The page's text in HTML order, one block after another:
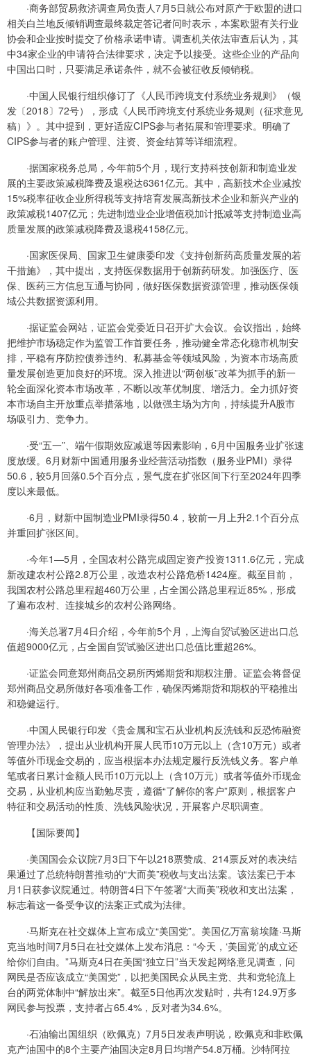
·商务部贸易救济调查局负责人7月5日就公布对原产于欧盟的进口
相关白兰地反倾销调查最终裁定答记者问时表示，本案欧盟有关行业
协会和企业按时提交了价格承诺申请。调查机关依法审查后认为，其
中34家企业的申请符合法律要求，决定予以接受。这些企业的产品向
中国出口时，只要满足承诺条件，就不会被征收反倾销税。
·中国人民银行组织修订了《人民币跨境支付系统业务规则》（银
发〔2018〕72号），形成《人民币跨境支付系统业务规则（征求意见
稿）》。其中提到，更好适应CIPS参与者拓展和管理要求。明确了
CIPS参与者的账户管理、注资、资金结算等详细流程。
·据国家税务总局，今年前5个月，现行支持科技创新和制造业发
展的主要政策减税降费及退税达6361亿元。其中，高新技术企业减按
15%税率征收企业所得税等支持培育发展高新技术企业和新兴产业的
政策减税1407亿元；先进制造业企业增值税加计抵减等支持制造业高
质量发展的政策减税降费及退税4158亿元。
·国家医保局、国家卫生健康委印发《支持创新药高质量发展的若
干措施》，其中提出，支持医保数据用于创新药研发。加强医疗、医
保、医药三方信息互通与协同，做好医保数据资源管理，推动医保领
域公共数据资源利用。
·据证监会网站，证监会党委近日召开扩大会议。会议指出，始终
把维护市场稳定作为监管工作首要任务，推动健全常态化稳市机制安
排，平稳有序防控债券违约、私募基金等领域风险，为资本市场高质
量发展创造更加良好的环境。深入推进以“两创板”改革为抓手的新一
轮全面深化资本市场改革，不断以改革优制度、增活力。全力抓好资
本市场自主开放重点举措落地，以做强主场为方向，持续提升A股市
场吸引力、竞争力。
·受“五一”、端午假期效应减退等因素影响，6月中国服务业扩张速
度放缓。6月财新中国通用服务业经营活动指数（服务业PMI）录得
50.6，较5月回落0.5个百分点，景气度在扩张区间下行至2024年四季
度以来最低。
·6月，财新中国制造业PMI录得50.4，较前一月上升2.1个百分点
并重回扩张区间。
·今年1—5月，全国农村公路完成固定资产投资1311.6亿元，完成
新改建农村公路2.8万公里，改造农村公路危桥1424座。截至目前，
我国农村公路总里程超460万公里，占全国公路总里程近85%，形成
了遍布农村、连接城乡的农村公路网络。
·海关总署7月4日介绍，今年前5个月，上海自贸试验区进出口总
值超9000亿元，占全国自贸试验区进出口总值比重超26%。
·证监会同意郑州商品交易所丙烯期货和期权注册。证监会将督促
郑州商品交易所做好各项准备工作，确保丙烯期货和期权的平稳推出
和稳健运行。
·中国人民银行印发《贵金属和宝石从业机构反洗钱和反恐怖融资
管理办法》，提出从业机构开展人民币10万元以上（含10万元）或者
等值外币现金交易的，应当根据本办法规定履行反洗钱义务。客户单
笔或者日累计金额人民币10万元以上（含10万元）或者等值外币现金
交易，从业机构应当勤勉尽责，遵循“了解你的客户”原则，根据客户
特征和交易活动的性质、洗钱风险状况，开展客户尽职调查。
【国际要闻】
·美国国会众议院7月3日下午以218票赞成、214票反对的表决结
果通过了总统特朗普推动的“大而美”税收与支出法案。该法案已于本
月1日获参议院通过。特朗普4日下午签署“大而美”税收和支出法案，
标志着这一备受争议的法案正式成为法律。
·马斯克在社交媒体上宣布成立“美国党”。美国亿万富翁埃隆·马斯
克当地时间7月5日在社交媒体上发布消息：“今天，‘美国党’的成立还
给你们自由。”马斯克4日在美国“独立日”当天发起网络意见调查，问
网民是否应该成立“美国党”，以把美国民众从民主党、共和党轮流上
台的两党体制中“解放出来”。截至5日他再次发贴时，共有124.9万多
网民参与投票，支持者占65.4%，反对者为34.6%。
·石油输出国组织（欧佩克）7月5日发表声明说，欧佩克和非欧佩
克产油国中的8个主要产油国决定8月日均增产54.8万桶。沙特阿拉